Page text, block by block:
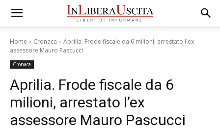
Home Cronaca
Aprilia. Frode fiscale da 6 milioni, arrestato l'ex
assessore Mauro Pascucci
Cronaca
Aprilia. Frode fiscale da 6
milioni, arrestato l’ex
assessore Mauro Pascucci